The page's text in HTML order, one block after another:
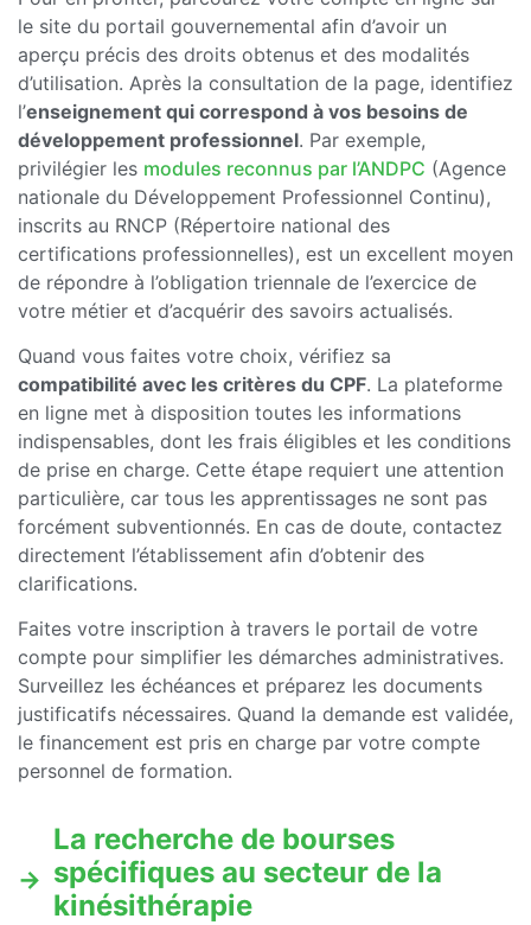
le site du portail gouvernemental afin d’avoir un
aperçu précis des droits obtenus et des modalités
d’utilisation. Après la consultation de la page, identifiez
l’enseignement qui correspond à vos besoins de
développement professionnel. Par exemple,
privilégier les modules reconnus par l’ANDPC (Agence
nationale du Développement Professionnel Continu),
inscrits au RNCP (Répertoire national des
certifications professionnelles), est un excellent moyen
de répondre à l’obligation triennale de l’exercice de
votre métier et d’acquérir des savoirs actualisés.
Quand vous faites votre choix, vérifiez sa
compatibilité avec les critères du CPF. La plateforme
en ligne met à disposition toutes les informations
indispensables, dont les frais éligibles et les conditions
de prise en charge. Cette étape requiert une attention
particulière, car tous les apprentissages ne sont pas
forcément subventionnés. En cas de doute, contactez
directement l’établissement afin d’obtenir des
clarifications.
Faites votre inscription à travers le portail de votre
compte pour simplifier les démarches administratives.
Surveillez les échéances et préparez les documents
justificatifs nécessaires. Quand la demande est validée,
le financement est pris en charge par votre compte
personnel de formation.
La recherche de bourses
spécifiques au secteur de la
kinésithérapie